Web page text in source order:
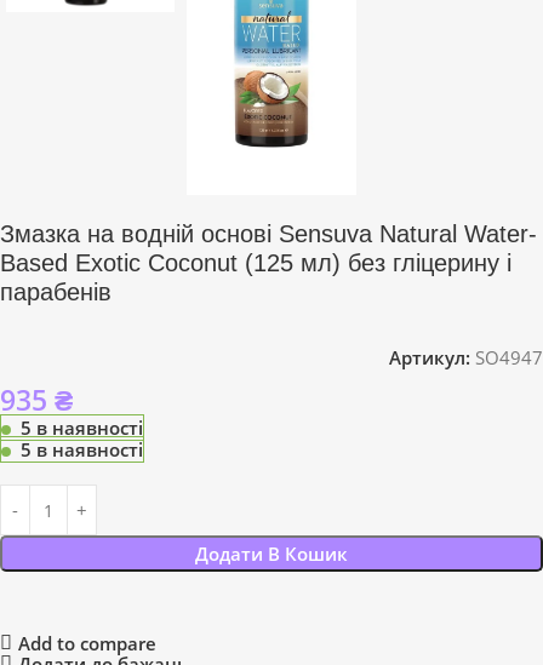
Змазка на водній основі Sensuva Natural Water-
Based Exotic Coconut (125 мл) без гліцерину і
парабенів
Артикул: SO4947
935 ₴
5 в наявності
5 в наявності
Додати В Кошик
Add to compare